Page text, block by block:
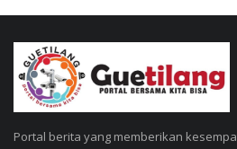
Portal berita yang memberikan